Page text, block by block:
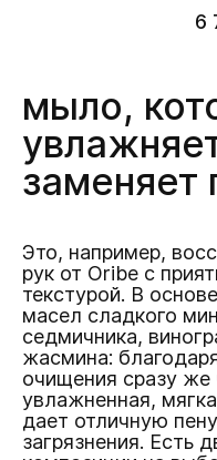
6
мыло,
Это, например,
рук от Oribe с
текстурой. В
масел сладкого
седмичника,
жасмина:
очищения сразу же
увлажненная,
дает отличную
загрязнения. Есть